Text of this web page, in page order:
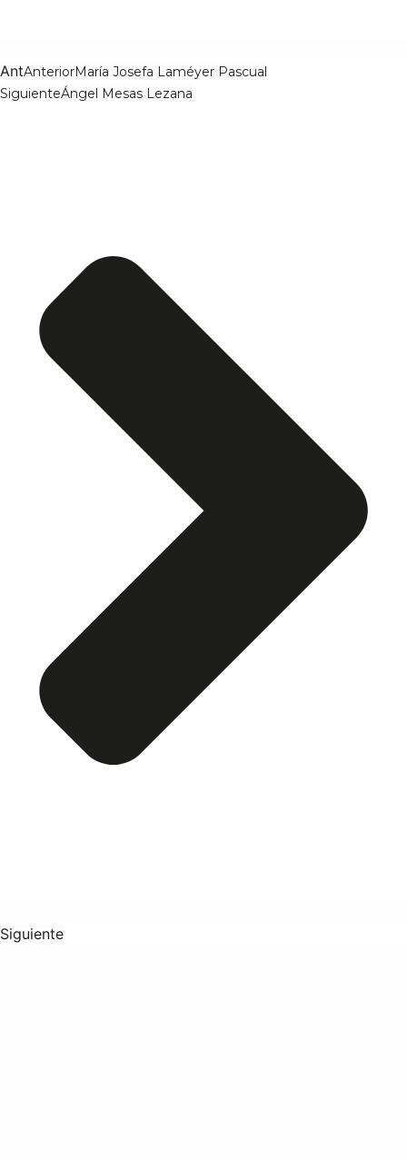
AntAnteriorMaría Josefa Laméyer Pascual
SiguienteÁngel Mesas Lezana
Siguiente